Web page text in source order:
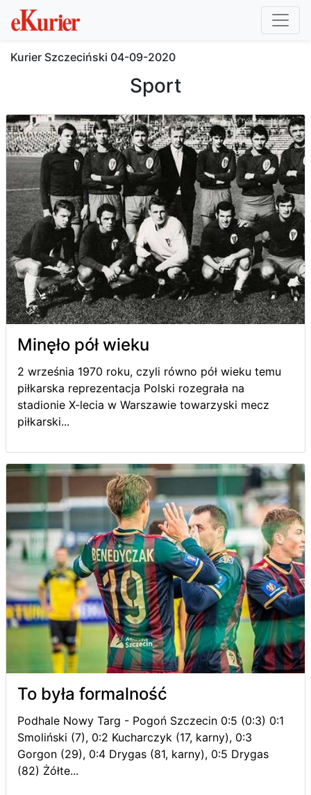
Kurier Szczeciński 04-09-2020
Sport
Minęło pół wieku
2 września 1970 roku, czyli równo pół wieku temu
piłkarska reprezentacja Polski rozegrała na
stadionie X-lecia w Warszawie towarzyski mecz
piłkarski...
To była formalność
Podhale Nowy Targ - Pogoń Szczecin 0:5 (0:3) 0:1
Smoliński (7), 0:2 Kucharczyk (17, karny), 0:3
Gorgon (29), 0:4 Drygas (81, karny), 0:5 Drygas
(82) Żółte...